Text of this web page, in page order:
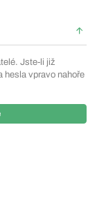
Jste-li již
hesla vpravo nahoře